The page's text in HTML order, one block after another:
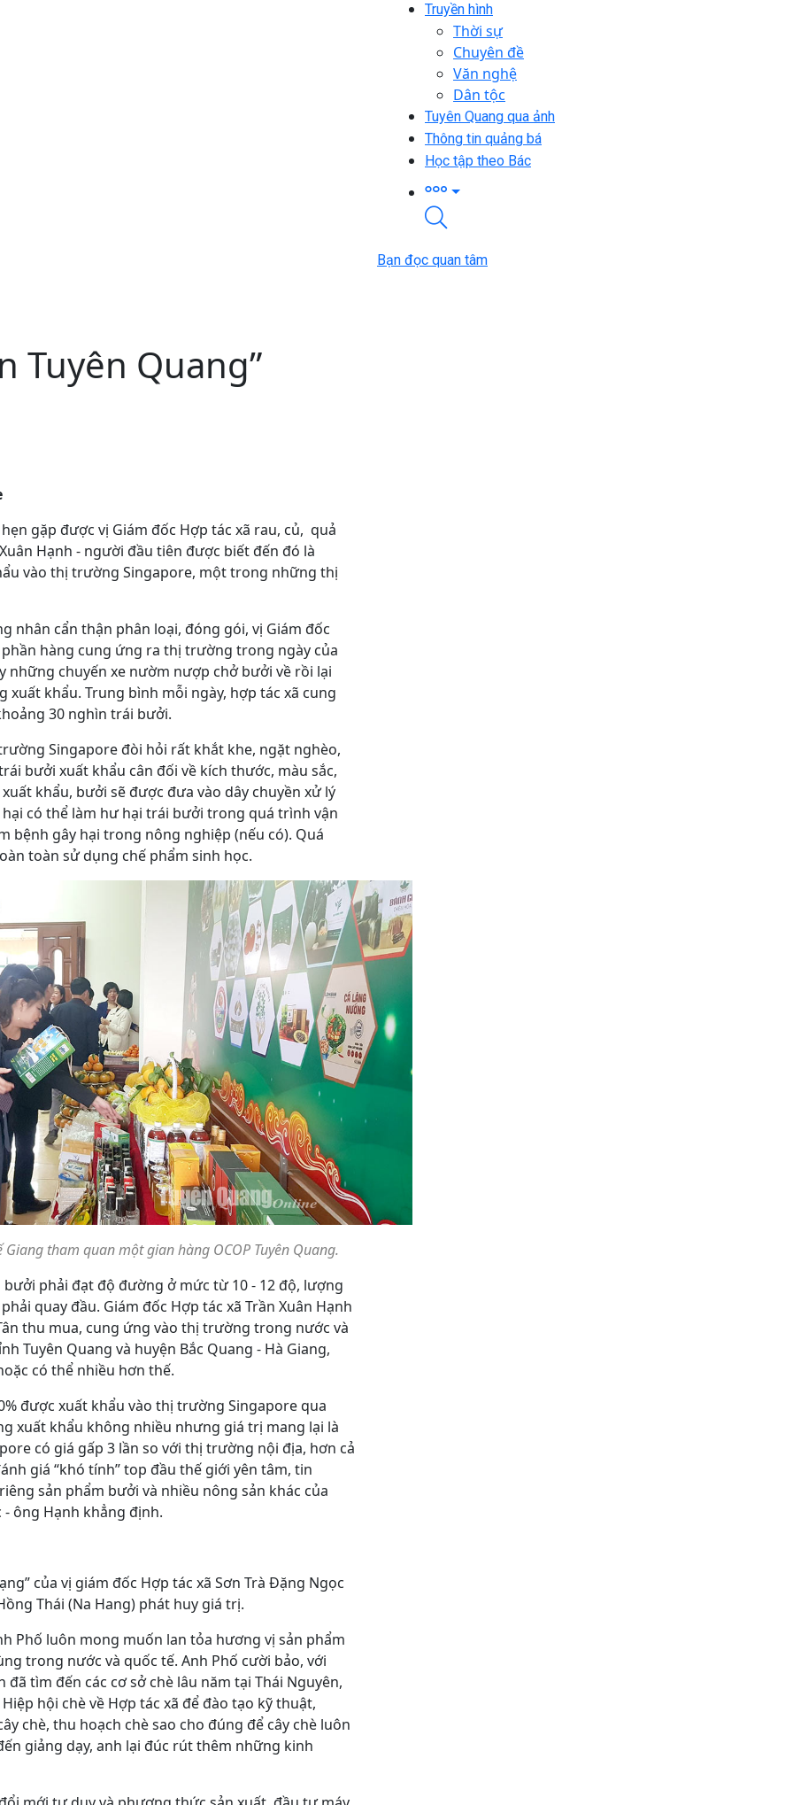
Truyền hình
Thời sự
Chuyên đề
Văn nghệ
Dân tộc
Tuyên Quang qua ảnh
Thông tin quảng bá
Học tập theo Bác
Tuyên Quang”
gặp được vị Giám đốc Hợp tác xã rau, củ, quả
Hạnh - người đầu tiên được biết đến đó là
vào thị trường Singapore, một trong những thị
nhân cẩn thận phân loại, đóng gói, vị Giám đốc
hàng cung ứng ra thị trường trong ngày của
những chuyến xe nườm nượp chở bưởi về rồi lại
xuất khẩu. Trung bình mỗi ngày, hợp tác xã cung
30 nghìn trái bưởi.
Singapore đòi hỏi rất khắt khe, ngặt nghèo,
bưởi xuất khẩu cân đối về kích thước, màu sắc,
khẩu, bưởi sẽ được đưa vào dây chuyền xử lý
có thể làm hư hại trái bưởi trong quá trình vận
bệnh gây hại trong nông nghiệp (nếu có). Quá
toàn sử dụng chế phẩm sinh học.
tham quan một gian hàng OCOP Tuyên Quang.
phải đạt độ đường ở mức từ 10 - 12 độ, lượng
quay đầu. Giám đốc Hợp tác xã Trần Xuân Hạnh
thu mua, cung ứng vào thị trường trong nước và
Tuyên Quang và huyện Bắc Quang - Hà Giang,
có thể nhiều hơn thế.
được xuất khẩu vào thị trường Singapore qua
xuất khẩu không nhiều nhưng giá trị mang lại là
có giá gấp 3 lần so với thị trường nội địa, hơn cả
giá “khó tính” top đầu thế giới yên tâm, tin
sản phẩm bưởi và nhiều nông sản khác của
ông Hạnh khẳng định.
của vị giám đốc Hợp tác xã Sơn Trà Đặng Ngọc
Thái (Na Hang) phát huy giá trị.
Phố luôn mong muốn lan tỏa hương vị sản phẩm
trong nước và quốc tế. Anh Phố cười bảo, với
tìm đến các cơ sở chè lâu năm tại Thái Nguyên,
hội chè về Hợp tác xã để đào tạo kỹ thuật,
chè, thu hoạch chè sao cho đúng để cây chè luôn
giảng dạy, anh lại đúc rút thêm những kinh
Bạn đọc quan tâm